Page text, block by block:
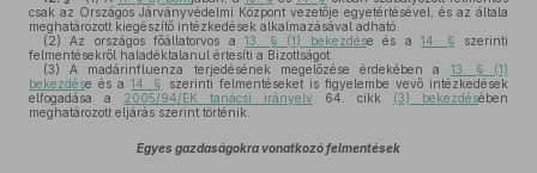
csak az Országos Járványvédelmi Központ vezetője egyetértésével, és az általa
meghatározott kiegészítő intézkedések alkalmazásával adható.
(2) Az országos főállatorvos a13. § (1) bekezdése és a14. § szerinti
felmentésekről haladéktalanul értesíti a Bizottságot.
(3) A madárinfluenza terjedésének megelőzése érdekében a 13. § (1)
bekezdése és a14. §
szerinti felmentéseket is figyelembe vevő intézkedések
elfogadása a 2005/94/EK tanácsi irányelv 64. cikk (3) bekezdésében
meghatározott eljárás szerint történik.
Egyes gazdaságokra vonatkozó felmentések